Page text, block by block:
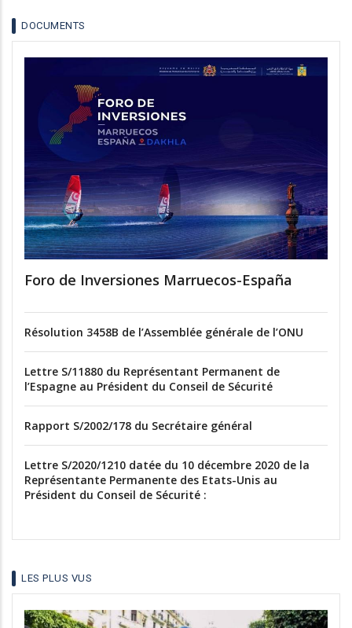
DOCUMENTS
Foro de Inversiones Marruecos-España
Résolution 3458B de l’Assemblée générale de l’ONU
Lettre S/11880 du Représentant Permanent de
l’Espagne au Président du Conseil de Sécurité
Rapport S/2002/178 du Secrétaire général
Lettre S/2020/1210 datée du 10 décembre 2020 de la
Représentante Permanente des Etats-Unis au
Président du Conseil de Sécurité :
LES PLUS VUS